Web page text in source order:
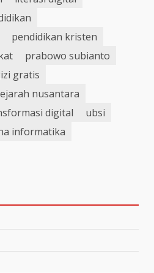
pendidikan kristen
prabowo subianto
gratis
nusantara
digital
ubsi
informatika